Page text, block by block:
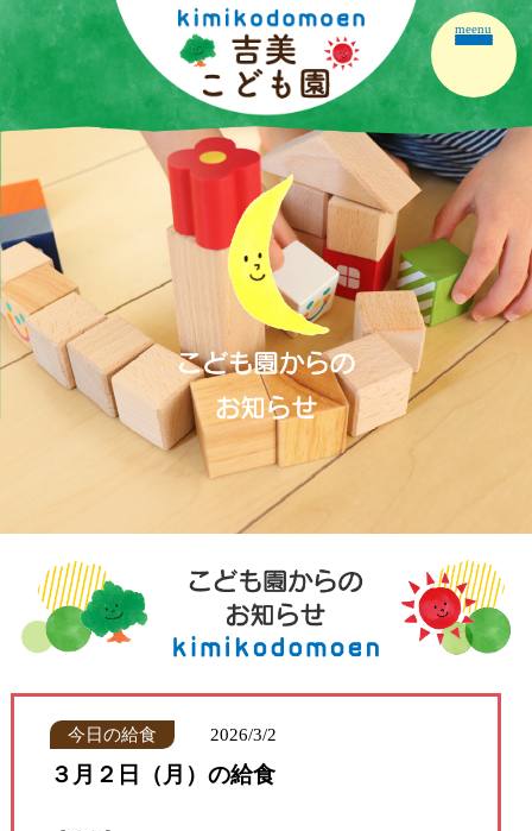
ホーム 園の紹介
園の生活 保育の内容
こども園だより 保護者
meenu
今日の給食 2026/3/2
３月２日（月）の給食